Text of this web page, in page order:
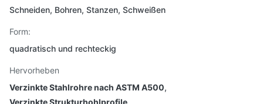
Schneiden, Bohren, Stanzen, Schweißen
Form:
quadratisch und rechteckig
Hervorheben
Verzinkte Stahlrohre nach ASTM A500,
Verzinkte Strukturhohlprofile,